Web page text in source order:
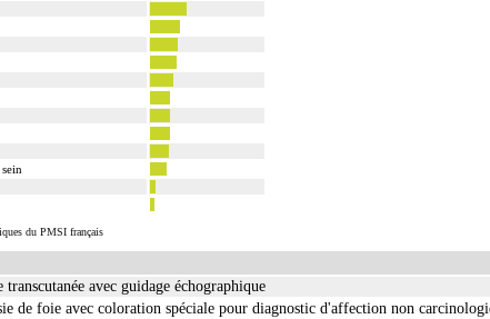
du PMSI français
avec guidage échographique
de foie avec coloration spéciale pour diagnostic d'affection non